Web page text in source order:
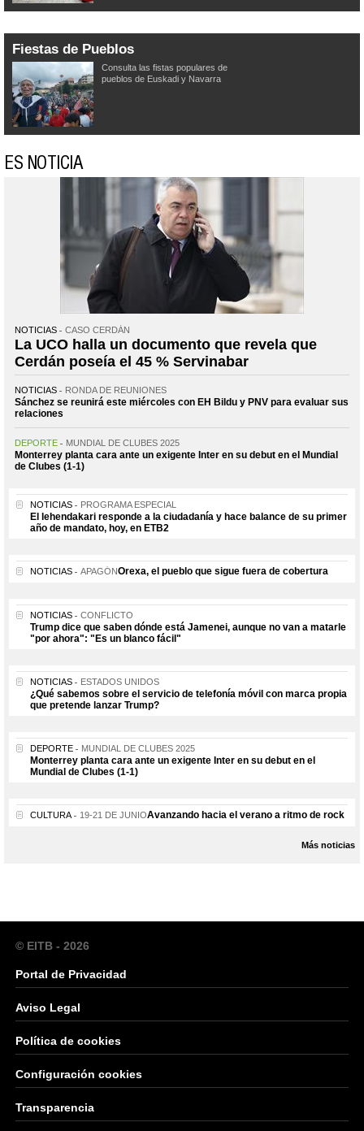
Fiestas de Pueblos
Consulta las fistas populares de
pueblos de Euskadi y Navarra
ES NOTICIA
NOTICIAS CASO CERDÁN
La UCO halla un documento que revela que
Cerdán poseía el 45 % Servinabar
NOTICIAS RONDA DE REUNIONES
Sánchez se reunirá este miércoles con EH Bildu y PNV para evaluar sus
relaciones
DEPORTE MUNDIAL DE CLUBES 2025
Monterrey planta cara ante un exigente Inter en su debut en el Mundial
de Clubes (1-1)
NOTICIAS PROGRAMA ESPECIAL
El lehendakari responde a la ciudadanía y hace balance de su primer
año de mandato, hoy, en ETB2
NOTICIAS APAGÓNOrexa, el pueblo que sigue fuera de cobertura
NOTICIAS CONFLICTO
Trump dice que saben dónde está Jamenei, aunque no van a matarle
"por ahora": "Es un blanco fácil"
NOTICIAS ESTADOS UNIDOS
¿Qué sabemos sobre el servicio de telefonía móvil con marca propia
que pretende lanzar Trump?
DEPORTE MUNDIAL DE CLUBES 2025
Monterrey planta cara ante un exigente Inter en su debut en el
Mundial de Clubes (1-1)
CULTURA 19-21 DE JUNIOAvanzando hacia el verano a ritmo de rock
Más noticias
© EITB - 2026
Portal de Privacidad
Aviso Legal
Política de cookies
Configuración cookies
Transparencia